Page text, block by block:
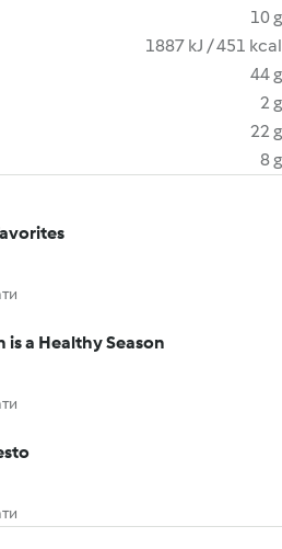
10 g
1887 kJ / 451 kcal
44 g
2 g
22 g
8 g
is a Healthy Season